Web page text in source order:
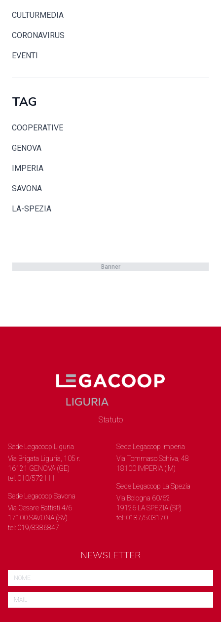
CULTURMEDIA
CORONAVIRUS
EVENTI
TAG
COOPERATIVE
GENOVA
IMPERIA
SAVONA
LA-SPEZIA
Banner
Statuto
Sede Legacoop Liguria
Via Brigata Liguria, 105 r.
16121 GENOVA (GE)
tel: 010/572111
Sede Legacoop Savona
Via Cesare Battisti 4/6
17100 SAVONA (SV)
tel: 019/8386847
Sede Legacoop Imperia
Via Tommaso Schiva, 48
18100 IMPERIA (IM)
Sede Legacoop La Spezia
Via Bologna 60/62
19126 LA SPEZIA (SP)
tel: 0187/503170
NEWSLETTER